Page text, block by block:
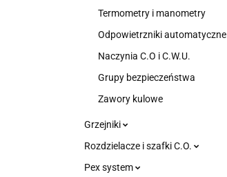
Termometry i manometry
Odpowietrzniki automatyczne
Naczynia C.O i C.W.U.
Grupy bezpieczeństwa
Zawory kulowe
Grzejniki
Rozdzielacze i szafki C.O.
Pex system